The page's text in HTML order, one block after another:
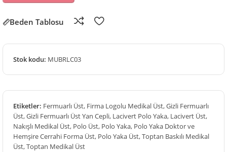
Beden Tablosu
Stok kodu: MUBRLC03
Etiketler: Fermuarlı Üst, Firma Logolu Medikal Üst,Gizli Fermuarlı
Üst,Gizli Fermuarlı Üst Yan Cepli, Lacivert Polo Yaka, Lacivert Üst,
Nakışlı Medikal Üst, Polo Üst, Polo Yaka, Polo Yaka Doktor ve
Hemşire Cerrahi Forma Üst, Polo Yaka Üst,Toptan Baskılı Medikal
Üst,Toptan Medikal Üst